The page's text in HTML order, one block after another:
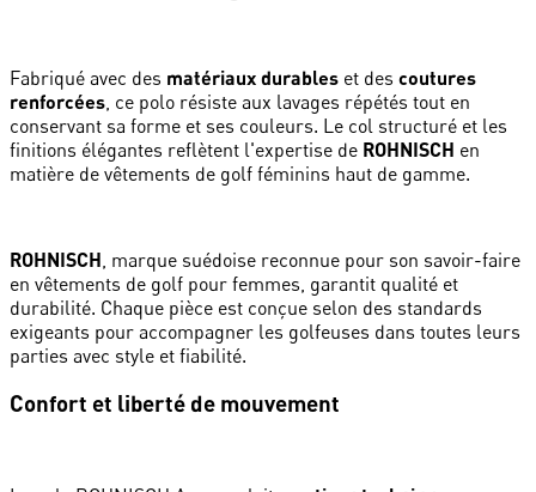
Fabriqué avec des matériaux durables et des coutures
renforcées , ce polo résiste aux lavages répétés tout en
conservant sa forme et ses couleurs. Le col structuré et les
finitions élégantes reflètent l'expertise de ROHNISCH en
matière de vêtements de golf féminins haut de gamme.
ROHNISCH , marque suédoise reconnue pour son savoir-faire
en vêtements de golf pour femmes, garantit qualité et
durabilité. Chaque pièce est conçue selon des standards
exigeants pour accompagner les golfeuses dans toutes leurs
parties avec style et fiabilité.
Confort et liberté de mouvement